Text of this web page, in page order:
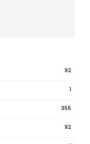
92
1
355
92